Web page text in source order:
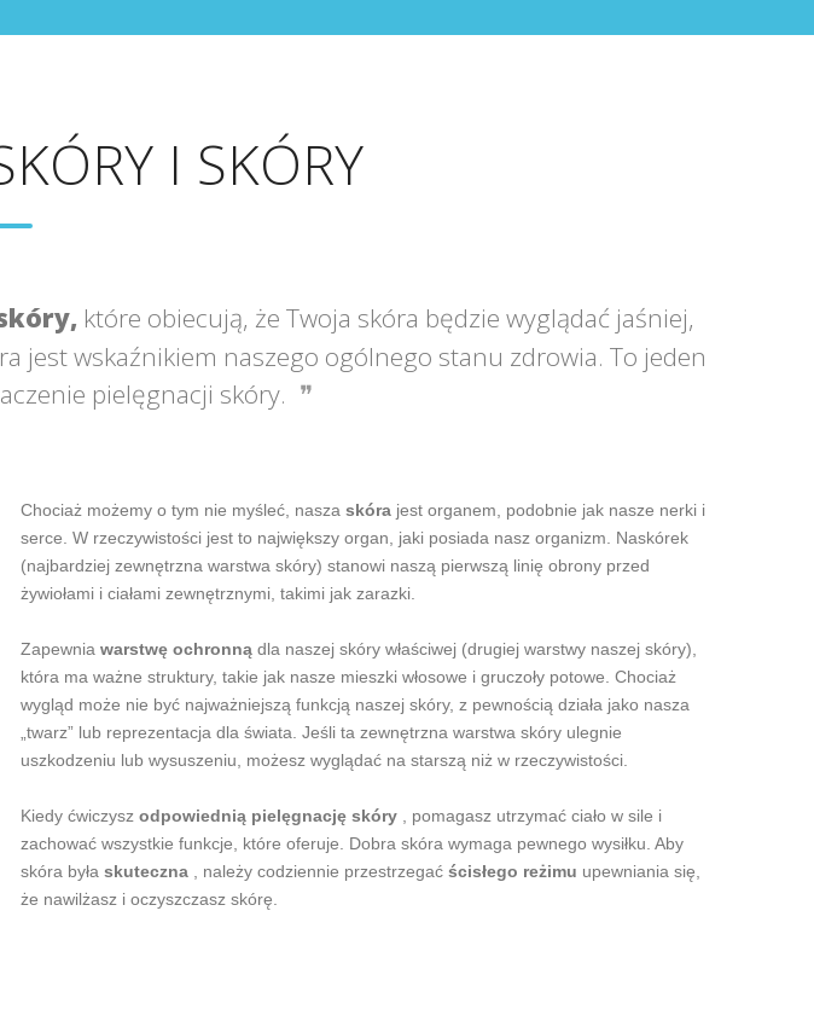
I SKÓRY
które obiecują, że Twoja skóra będzie wyglądać jaśniej,
jest wskaźnikiem naszego ogólnego stanu zdrowia. To jeden
pielęgnacji skóry.
Chociaż możemy o tym nie myśleć, nasza skóra jest organem, podobnie jak nasze nerki i
serce. W rzeczywistości jest to największy organ, jaki posiada nasz organizm. Naskórek
(najbardziej zewnętrzna warstwa skóry) stanowi naszą pierwszą linię obrony przed
żywiołami i ciałami zewnętrznymi, takimi jak zarazki.
Zapewnia warstwę ochronną dla naszej skóry właściwej (drugiej warstwy naszej skóry),
która ma ważne struktury, takie jak nasze mieszki włosowe i gruczoły potowe. Chociaż
wygląd może nie być najważniejszą funkcją naszej skóry, z pewnością działa jako nasza
„twarz” lub reprezentacja dla świata. Jeśli ta zewnętrzna warstwa skóry ulegnie
uszkodzeniu lub wysuszeniu, możesz wyglądać na starszą niż w rzeczywistości.
Kiedy ćwiczysz odpowiednią pielęgnację skóry , pomagasz utrzymać ciało w sile i
zachować wszystkie funkcje, które oferuje. Dobra skóra wymaga pewnego wysiłku. Aby
skóra była skuteczna , należy codziennie przestrzegać ścisłego reżimu upewniania się,
że nawilżasz i oczyszczasz skórę.